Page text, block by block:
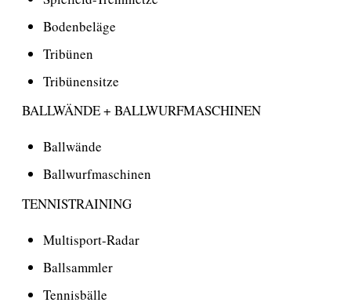
Bodenbeläge
Tribünen
Tribünensitze
BALLWÄNDE + BALLWURFMASCHINEN
Ballwände
Ballwurfmaschinen
TENNISTRAINING
Multisport-Radar
Ballsammler
Tennisbälle